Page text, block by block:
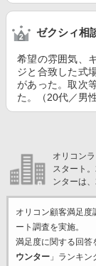
ゼクシィ相
希望の雰囲気、
ジと合致した式
があった。取次
た。（20代／男性
オリコン
スタート
ンターは
オリコン顧客満足度
ート調査を実施。
満足度に関する回答
ウンター」ランキン